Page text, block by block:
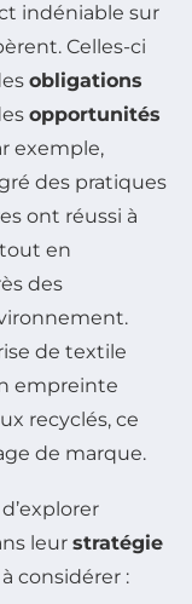
indéniable sur
Celles-ci
obligations
opportunités
exemple,
des pratiques
ont réussi à
en
des
de textile
empreinte
recyclés, ce
de marque.
leur stratégie
considérer :